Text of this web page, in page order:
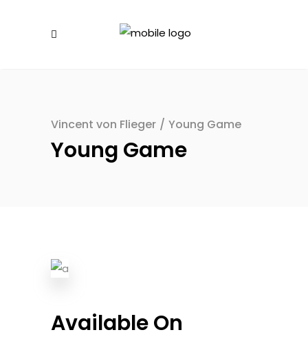
Vincent von Flieger / Young Game
Young Game
Available On